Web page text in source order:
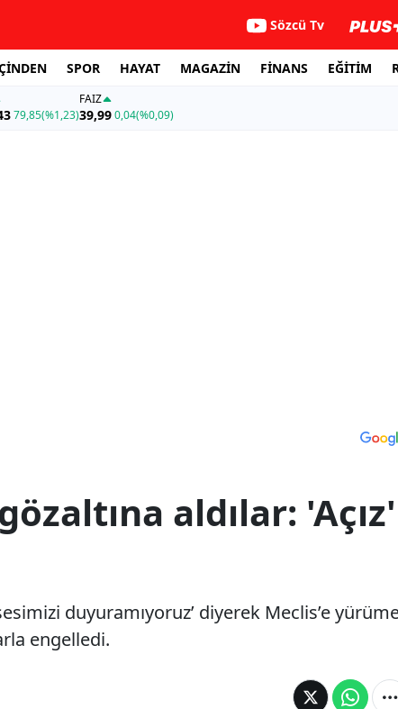
Sözcü Tv
SPOR HAYAT MAGAZİN FİNANS EĞİTİM
79,85(%1,23)
FAİZ
39,990,04(%0,09)
aldılar: 'Açız'
duyuramıyoruz’ diyerek Meclis’e
engelledi.